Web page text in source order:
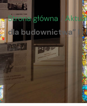
Strona główna /
dla budownictwa” I i